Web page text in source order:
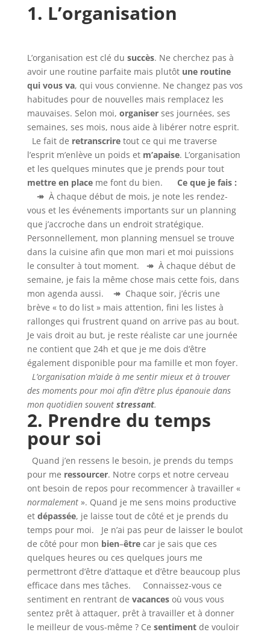
1. L’organisation
L’organisation est clé du succès. Ne cherchez pas à
avoir une routine parfaite mais plutôt une routine
qui vous va, qui vous convienne. Ne changez pas vos
habitudes pour de nouvelles mais remplacez les
mauvaises. Selon moi, organiserses journées, ses
semaines, ses mois, nous aide à libérer notre esprit.
Le fait de retranscriretout ce qui me traverse
l’esprit m’enlève un poids et m’apaise. L’organisation
et les quelques minutes que je prends pour tout
mettre en placeme font du bien. Ce que je fais :
↠ À chaque début de mois, je note les rendez-
vous et les événements importants sur un planning
que j’accroche dans un endroit stratégique.
Personnellement, mon planning mensuel se trouve
dans la cuisine afin que mon mari et moi puissions
le consulter à tout moment. ↠ À chaque début de
semaine, je fais la même chose mais cette fois, dans
mon agenda aussi. ↠ Chaque soir, j’écris une
brève « to do list » mais attention, fini les listes à
rallonges qui frustrent quand on arrive pas au bout.
Je vais droit au but, je reste réaliste car une journée
ne contient que 24h et que je me dois d’être
également disponible pour ma famille et mon foyer.
L’organisation m’aide à me sentir mieux et à trouver
des moments pour moi afin d’être plus épanouie dans
mon quotidien souvent stressant.
2. Prendre du temps
pour soi
Quand j’en ressens le besoin, je prends du temps
pour me ressourcer. Notre corps et notre cerveau
ont besoin de repos pour recommencer à travailler «
normalement». Quand je me sens moins productive
et dépassée, je laisse tout de côté et je prends du
temps pour moi. Je n’ai pas peur de laisser le boulot
de côté pour mon bien–êtrecar je sais que ces
quelques heures ou ces quelques jours me
permettront d’être d’attaque et d’être beaucoup plus
efficace dans mes tâches. Connaissez-vous ce
sentiment en rentrant de vacancesoù vous vous
sentez prêt à attaquer, prêt à travailler et à donner
le meilleur de vous-même ? Ce sentimentde vouloir